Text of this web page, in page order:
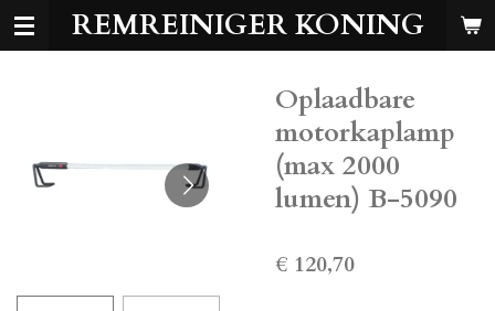
Ga
REMREINIGER KONING
Oplaadbare
motorkaplamp
(max 2000
lumen) B-5090
€ 120,70